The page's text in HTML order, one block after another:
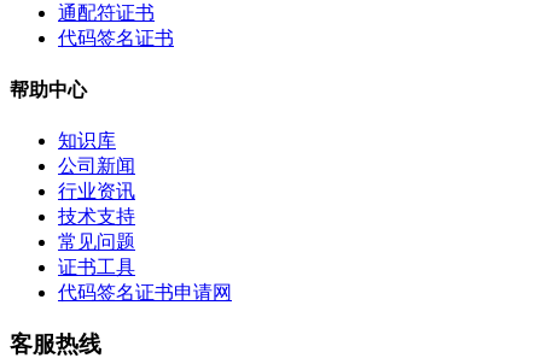
通配符证书
代码签名证书
帮助中心
知识库
公司新闻
行业资讯
技术支持
常见问题
证书工具
代码签名证书申请网
客服热线